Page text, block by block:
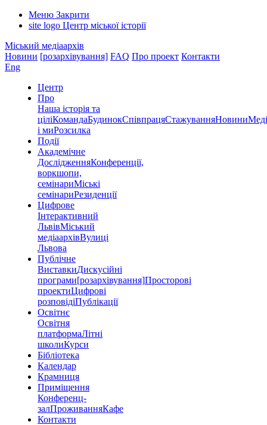
Меню Закрити
site logo Центр міської історії
Міський медіаархів
Новини [розархівування] FAQ Про проект Контакти
Eng
Центр
Про
Наша історія та
ціліКомандаБудинокСпівпрацяСтажуванняНовини
і миРозсилка
Події
Академічне
ДослідженняКонференції,
воркшопи,
семінариМіські
семінариРезиденції
Цифрове
Інтерактивний
ЛьвівМіський
медіаархівВулиці
Львова
Публічне
ВиставкиДискусійні
програми[розархівування]Просторові
проектиЦифрові
розповідіПублікації
Освітнє
Освітня
платформаЛітні
школиКурси
Бібліотека
Календар
Крамниця
Приміщення
Конференц-
залПроживанняКафе
Контакти